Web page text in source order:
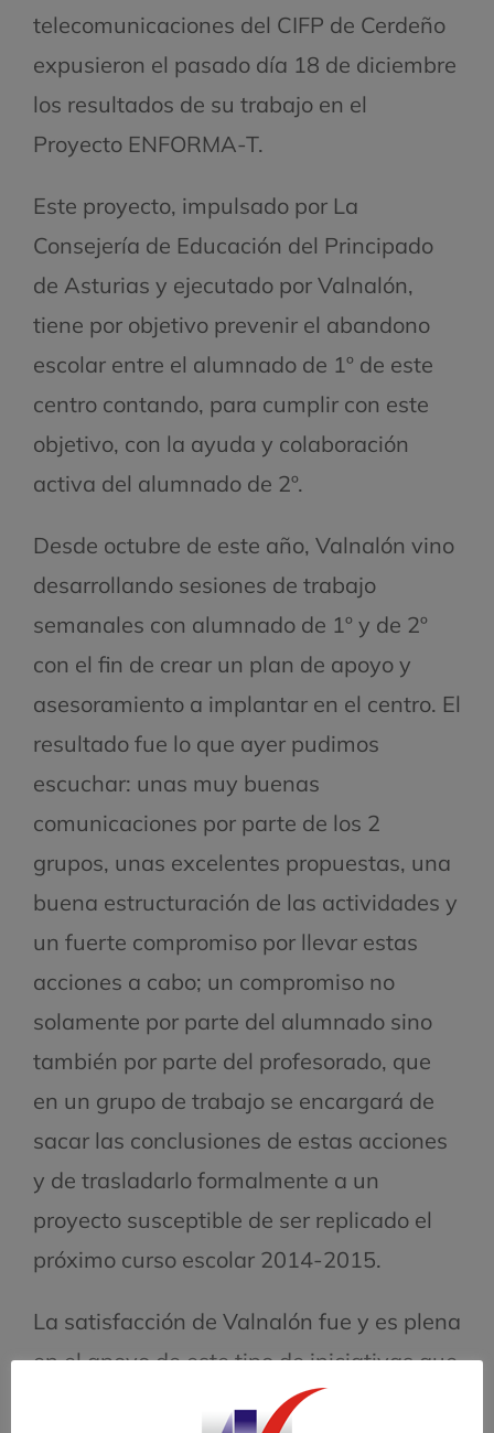
telecomunicaciones del CIFP de Cerdeño
expusieron el pasado día 18 de diciembre
los resultados de su trabajo en el
Proyecto ENFORMA-T.
Este proyecto, impulsado por La
Consejería de Educación del Principado
de Asturias y ejecutado por Valnalón,
tiene por objetivo prevenir el abandono
escolar entre el alumnado de 1º de este
centro contando, para cumplir con este
objetivo, con la ayuda y colaboración
activa del alumnado de 2º.
Desde octubre de este año, Valnalón vino
desarrollando sesiones de trabajo
semanales con alumnado de 1º y de 2º
con el fin de crear un plan de apoyo y
asesoramiento a implantar en el centro. El
resultado fue lo que ayer pudimos
escuchar: unas muy buenas
comunicaciones por parte de los 2
grupos, unas excelentes propuestas, una
buena estructuración de las actividades y
un fuerte compromiso por llevar estas
acciones a cabo; un compromiso no
solamente por parte del alumnado sino
también por parte del profesorado, que
en un grupo de trabajo se encargará de
sacar las conclusiones de estas acciones
y de trasladarlo formalmente a un
proyecto susceptible de ser replicado el
próximo curso escolar 2014-2015.
La satisfacción de Valnalón fue y es plena
en el apoyo de este tipo de iniciativas que
tan buenos resultados supone.